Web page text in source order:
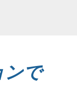
ンで